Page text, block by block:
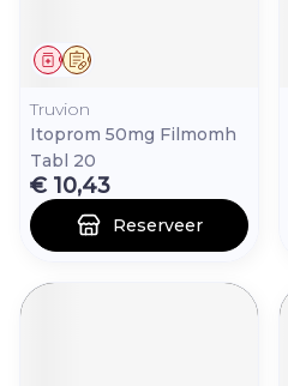
Op voorschrift
Geneesmiddel
Truvion
Itoprom 50mg Filmomh
Tabl 20
€ 10,43
Reserveer